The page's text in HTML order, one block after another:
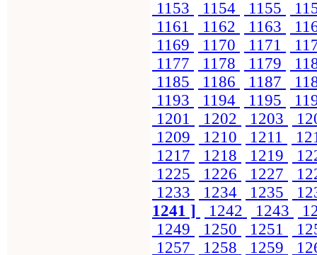
1153
1154 1155
1161
1162 1163
1169
1170 1171
1177
1178 1179
1185
1186 1187
1193
1194 1195
1201
1202 1203
1209
1210 1211
1217
1218 1219
1225
1226 1227
1233
1234 1235
1241 ]
1242 1243
1249
1250 1251
1257
1258 1259